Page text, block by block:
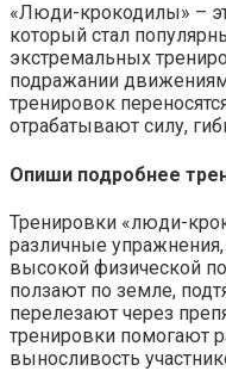
«Люди-крокодилы» –
который стал
экстремальных
подражании
тренировок
отрабатывают силу,
Опиши подробнее
Тренировки «люди-
различные
высокой физической
ползают по земле,
перелезают через
тренировки помогают
выносливость